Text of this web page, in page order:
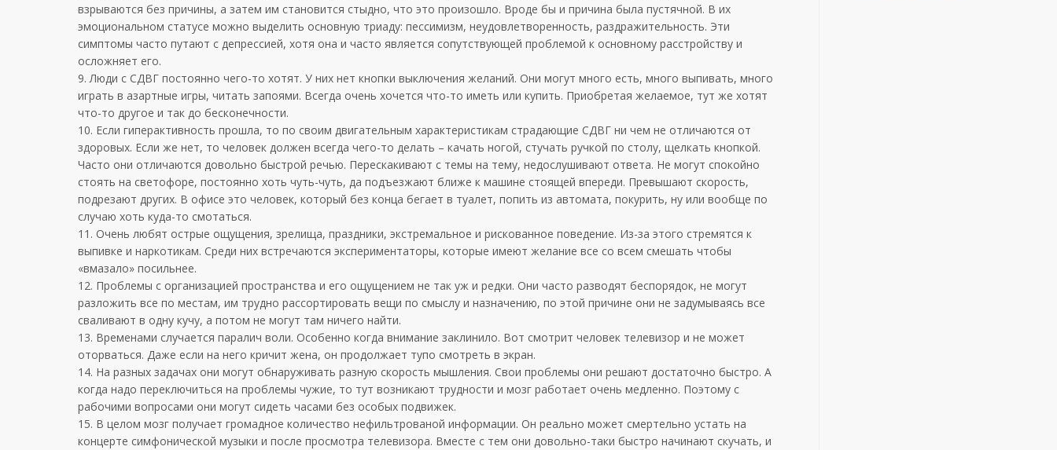
взрываются без причины, а затем им становится стыдно, что это произошло. Вроде бы и причина была пустячной. В их
эмоциональном статусе можно выделить основную триаду: пессимизм, неудовлетворенность, раздражительность. Эти
симптомы часто путают с депрессией, хотя она и часто является сопутствующей проблемой к основному расстройству и
осложняет его.
9. Люди с СДВГ постоянно чего-то хотят. У них нет кнопки выключения желаний. Они могут много есть, много выпивать, много
играть в азартные игры, читать запоями. Всегда очень хочется что-то иметь или купить. Приобретая желаемое, тут же хотят
что-то другое и так до бесконечности.
10. Если гиперактивность прошла, то по своим двигательным характеристикам страдающие СДВГ ни чем не отличаются от
здоровых. Если же нет, то человек должен всегда чего-то делать – качать ногой, стучать ручкой по столу, щелкать кнопкой.
Часто они отличаются довольно быстрой речью. Перескакивают с темы на тему, недослушивают ответа. Не могут спокойно
стоять на светофоре, постоянно хоть чуть-чуть, да подъезжают ближе к машине стоящей впереди. Превышают скорость,
подрезают других. В офисе это человек, который без конца бегает в туалет, попить из автомата, покурить, ну или вообще по
случаю хоть куда-то смотаться.
11. Очень любят острые ощущения, зрелища, праздники, экстремальное и рискованное поведение. Из-за этого стремятся к
выпивке и наркотикам. Среди них встречаются экспериментаторы, которые имеют желание все со всем смешать чтобы
«вмазало» посильнее.
12. Проблемы с организацией пространства и его ощущением не так уж и редки. Они часто разводят беспорядок, не могут
разложить все по местам, им трудно рассортировать вещи по смыслу и назначению, по этой причине они не задумываясь все
сваливают в одну кучу, а потом не могут там ничего найти.
13. Временами случается паралич воли. Особенно когда внимание заклинило. Вот смотрит человек телевизор и не может
оторваться. Даже если на него кричит жена, он продолжает тупо смотреть в экран.
14. На разных задачах они могут обнаруживать разную скорость мышления. Свои проблемы они решают достаточно быстро. А
когда надо переключиться на проблемы чужие, то тут возникают трудности и мозг работает очень медленно. Поэтому с
рабочими вопросами они могут сидеть часами без особых подвижек.
15. В целом мозг получает громадное количество нефильтрованой информации. Он реально может смертельно устать на
концерте симфонической музыки и после просмотра телевизора. Вместе с тем они довольно-таки быстро начинают скучать, и